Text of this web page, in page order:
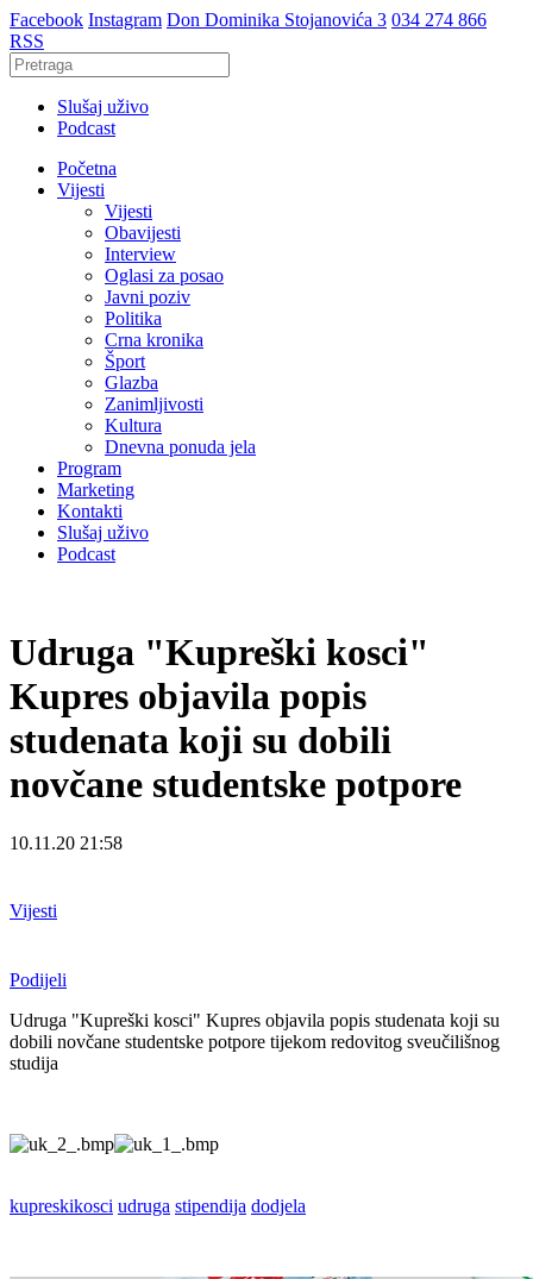
Facebook Instagram Don Dominika Stojanovića 3 034 274 866
RSS
Slušaj uživo
Podcast
Početna
Vijesti
Vijesti
Obavijesti
Interview
Oglasi za posao
Javni poziv
Politika
Crna kronika
Šport
Glazba
Zanimljivosti
Kultura
Dnevna ponuda jela
Program
Marketing
Kontakti
Slušaj uživo
Podcast
Udruga "Kupreški kosci"
Kupres objavila popis
studenata koji su dobili
novčane studentske potpore
10.11.20 21:58
Vijesti
Podijeli
Udruga "Kupreški kosci" Kupres objavila popis studenata koji su
dobili novčane studentske potpore tijekom redovitog sveučilišnog
studija
kupreskikosci udruga stipendija dodjela